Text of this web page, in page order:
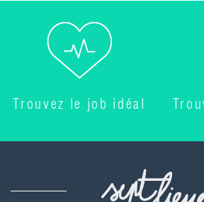
Trouvez le job idéal